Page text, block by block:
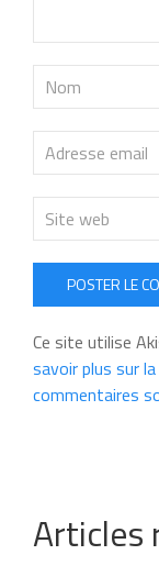
POSTER LE
Ce site utilise
savoir plus sur
commentaires
Articles